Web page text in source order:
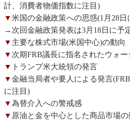
計、消費者物価指数に注目)
▼米国の金融政策への思惑(1月28
→次回金融政策発表は3月18日に予
▼ 主要な株式市場(米国中心)の動向
▼ 次期FRB議長に指名されたウォ
▼ トランプ米大統領の発言
▼金融当局者や要人による発言
に注目)
▼為替介入への警戒感
▼ 原油と金を中心とした商品市場の